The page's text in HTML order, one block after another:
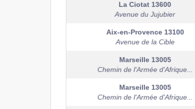
La Ciotat 13600
Avenue du Jujubier
Aix-en-Provence 13100
Avenue de la Cible
Marseille 13005
Chemin de l'Armée d'Afrique...
Marseille 13005
Chemin de l'Armée d'Afrique...